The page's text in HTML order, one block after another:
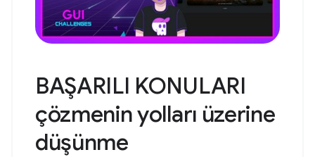
BAŞARILI KONULARI
çözmenin yolları üzerine
düşünme